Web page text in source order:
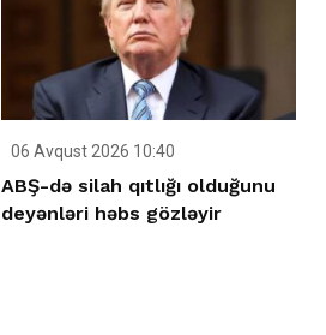
06 Avqust 2026 10:40
ABŞ-də silah qıtlığı olduğunu
deyənləri həbs gözləyir